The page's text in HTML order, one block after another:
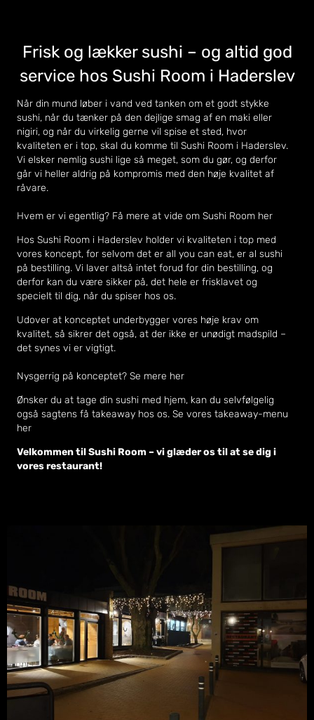
Frisk og lækker sushi – og altid god
service hos Sushi Room i Haderslev
Når din mund løber i vand ved tanken om et godt stykke
sushi, når du tænker på den dejlige smag af en maki eller
nigiri, og når du virkelig gerne vil spise et sted, hvor
kvaliteten er i top, skal du komme til Sushi Room i Haderslev.
Vi elsker nemlig sushi lige så meget, som du gør, og derfor
går vi heller aldrig på kompromis med den høje kvalitet af
råvare.
Hvem er vi egentlig? Få mere at videom Sushi Room her
Hos Sushi Room i Haderslev holder vi kvaliteten i top med
vores koncept, for selvom det er all you can eat, er al sushi
på bestilling. Vi laver altså intet forud for din bestilling, og
derfor kan du være sikker på, det hele er frisklavet og
specielt til dig, når du spiser hos os.
Udover at konceptet underbygger vores høje krav om
kvalitet, så sikrer det også, at der ikke er unødigt madspild –
det synes vi er vigtigt.
Nysgerrig på konceptet?Se mere her
Ønsker du at tage din sushi med hjem, kan du selvfølgelig
også sagtens få takeaway hos os. Se vorestakeaway-menu
her
Velkommen til Sushi Room – vi glæder os til at se dig i
vores restaurant!